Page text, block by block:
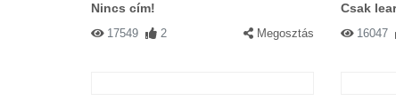
Nincs cím!
17549 2 Megosztás
Csak
16047